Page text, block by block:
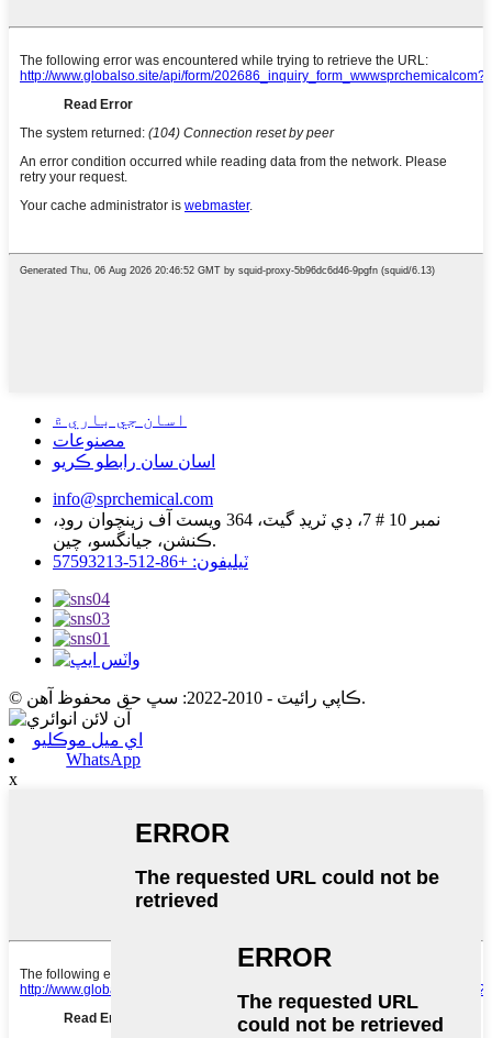
اسان جي باري ۾
مصنوعات
اسان سان رابطو ڪريو
info@sprchemical.com
نمبر 10 # 7، ڊي ٽريڊ گيٽ، 364 ويسٽ آف زينچوان روڊ،
ڪنشن، جيانگسو، چين.
ٽيليفون: +86-512-57593213
© ڪاپي رائيٽ - 2010-2022: سڀ حق محفوظ آهن.
اي ميل موڪليو
WhatsApp
x